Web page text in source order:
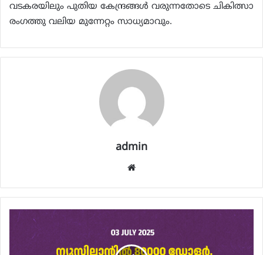
വടകരയിലും പുതിയ കേന്ദ്രങ്ങൾ വരുന്നതോടെ ചികിത്സാ
രംഗത്തു വലിയ മുന്നേറ്റം സാധ്യമാവും.
admin